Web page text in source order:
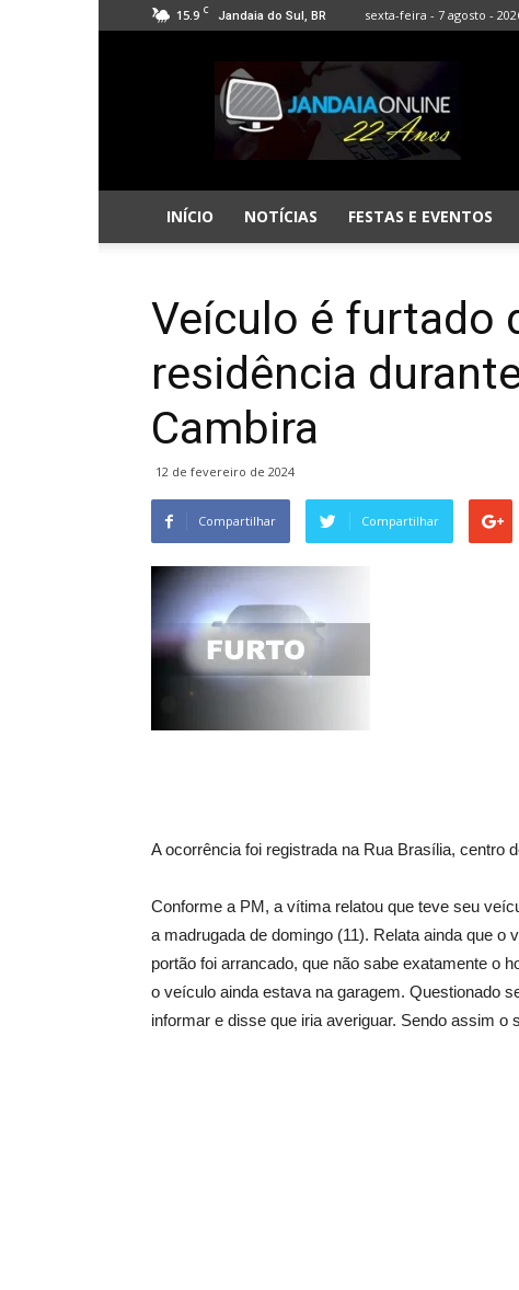
15.9 C Jandaia do Sul, BR sexta-feira - 7 agosto -
Jandaia
Online
INÍCIO NOTÍCIAS FESTAS E EVENTOS
Veículo é furtado
residência
Cambira
12 de fevereiro de 2024
Compartilhar Compartilhar
A ocorrência foi registrada na Rua Brasília, centro
Conforme a PM, a vítima relatou que teve seu
a madrugada de domingo (11). Relata ainda que
portão foi arrancado, que não sabe exatamente o
o veículo ainda estava na garagem. Questionado
informar e disse que iria averiguar. Sendo assim o